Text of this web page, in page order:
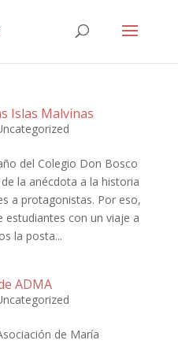
Islas Malvinas
del Colegio Don Bosco
la anécdota a la historia
a protagonistas. Por eso,
estudiantes con un viaje a
la posta...
ADMA
de María